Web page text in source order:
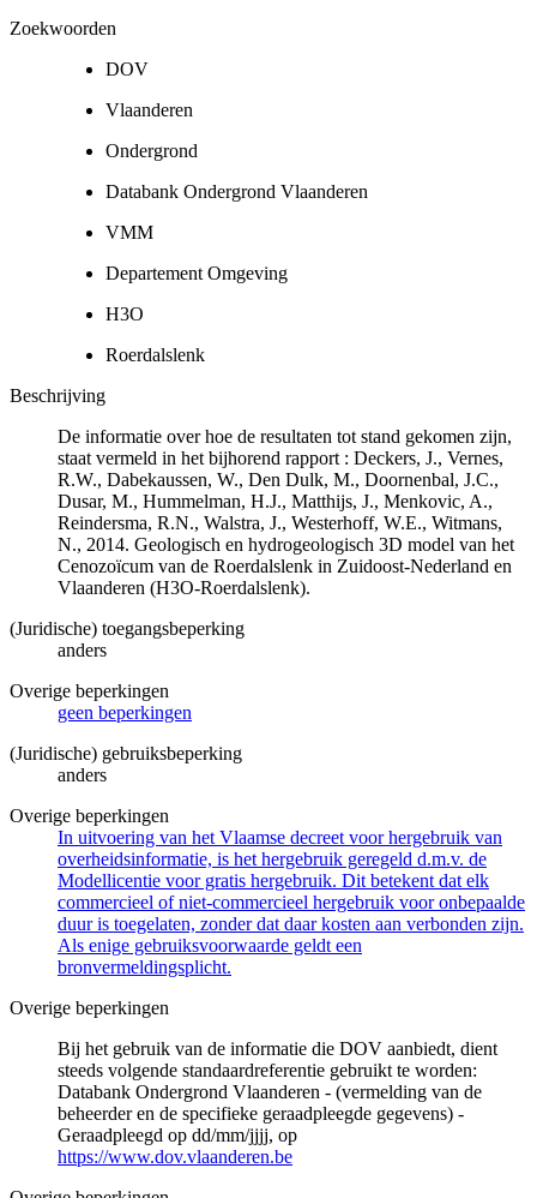
Zoekwoorden
DOV
Vlaanderen
Ondergrond
Databank Ondergrond Vlaanderen
VMM
Departement Omgeving
H3O
Roerdalslenk
Beschrijving
De informatie over hoe de resultaten tot stand gekomen zijn,
staat vermeld in het bijhorend rapport : Deckers, J., Vernes,
R.W., Dabekaussen, W., Den Dulk, M., Doornenbal, J.C.,
Dusar, M., Hummelman, H.J., Matthijs, J., Menkovic, A.,
Reindersma, R.N., Walstra, J., Westerhoff, W.E., Witmans,
N., 2014. Geologisch en hydrogeologisch 3D model van het
Cenozoïcum van de Roerdalslenk in Zuidoost-Nederland en
Vlaanderen (H3O-Roerdalslenk).
(Juridische) toegangsbeperking
anders
Overige beperkingen
geen beperkingen
(Juridische) gebruiksbeperking
anders
Overige beperkingen
In uitvoering van het Vlaamse decreet voor hergebruik van
overheidsinformatie, is het hergebruik geregeld d.m.v. de
Modellicentie voor gratis hergebruik. Dit betekent dat elk
commercieel of niet-commercieel hergebruik voor onbepaalde
duur is toegelaten, zonder dat daar kosten aan verbonden zijn.
Als enige gebruiksvoorwaarde geldt een
bronvermeldingsplicht.
Overige beperkingen
Bij het gebruik van de informatie die DOV aanbiedt, dient
steeds volgende standaardreferentie gebruikt te worden:
Databank Ondergrond Vlaanderen - (vermelding van de
beheerder en de specifieke geraadpleegde gegevens) -
Geraadpleegd op dd/mm/jjjj, op
https://www.dov.vlaanderen.be